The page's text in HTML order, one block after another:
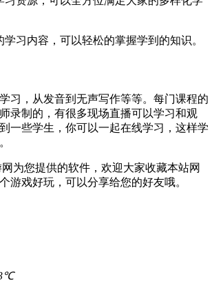
习内容，可以轻松的掌握学到的知识。
习，从发音到无声写作等等。每门课程的
录制的，有很多现场直播可以学习和观
一些学生，你可以一起在线学习，这样学
为您提供的软件，欢迎大家收藏本站网
游戏好玩，可以分享给您的好友哦。